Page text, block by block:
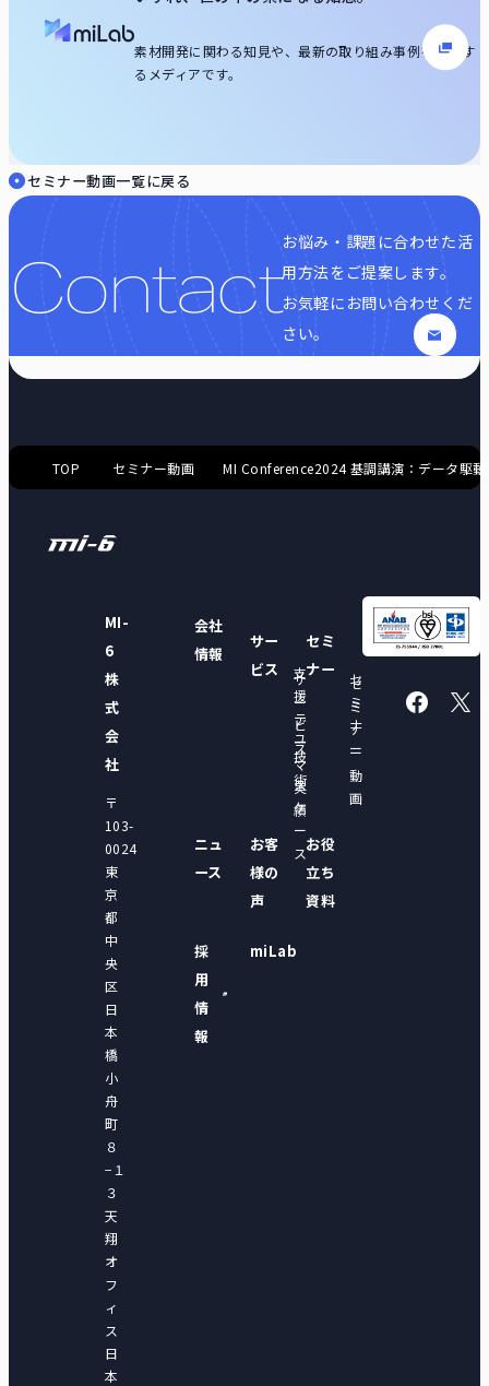
素材開発に関わる知見や、最新の取り組み事例を発信す
るメディアです。
セミナー動画一覧に戻る
Contact
お悩み・課題に合わせた活
用方法をご提案します。
お気軽にお問い合わせくだ
さい。
TOP セミナー動画 MI Conference2024 基調講演：データ駆
MI-
6
株
式
会
社
〒
103-
0024
東
京
都
中
央
区
日
本
橋
小
舟
町
８
−１
３
天
翔
オ
フ
ィ
ス
日
本
会社
情報
サー
ビス
サ
ー
ビ
ス
支
援
テ
ー
マ
実
績
技
術
ユ
ー
ス
ケ
ー
ス
セミ
ナー
セ
ミ
ナ
ー
セ
ミ
ナ
ー
動
画
ニュ
ース
お客
様の
声
お役
立ち
資料
採
用
情
報
miLab